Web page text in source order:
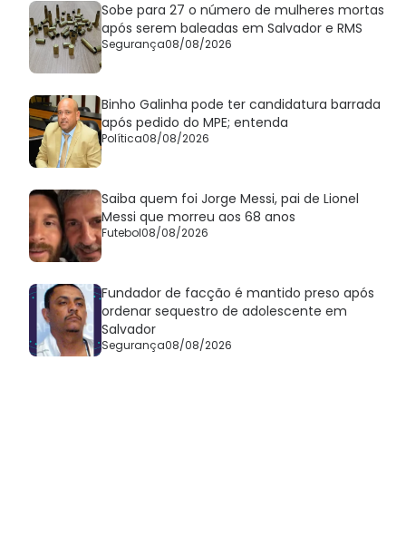
Sobe para 27 o número de mulheres mortas
após serem baleadas em Salvador e RMS
Segurança08/08/2026
Binho Galinha pode ter candidatura barrada
após pedido do MPE; entenda
Política08/08/2026
Saiba quem foi Jorge Messi, pai de Lionel
Messi que morreu aos 68 anos
Futebol08/08/2026
Fundador de facção é mantido preso após
ordenar sequestro de adolescente em
Salvador
Segurança08/08/2026